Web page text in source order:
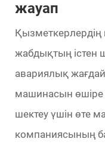
жауап
Қызметкерлердің
жабдықтың істен
авариялық
машинасын өшіре
шектеу үшін өте
компаниясының